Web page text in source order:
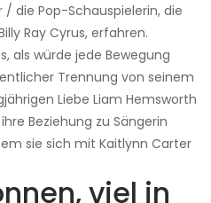
die Pop-Schauspielerin, die
Ray Cyrus, erfahren.
als würde jede Bewegung
Trennung von seinem
Liebe Liam Hemsworth
Beziehung zu Sängerin
sie sich mit Kaitlynn Carter
viel in